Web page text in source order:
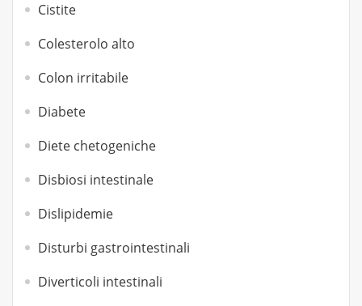
Cistite
Colesterolo alto
Colon irritabile
Diabete
Diete chetogeniche
Disbiosi intestinale
Dislipidemie
Disturbi gastrointestinali
Diverticoli intestinali